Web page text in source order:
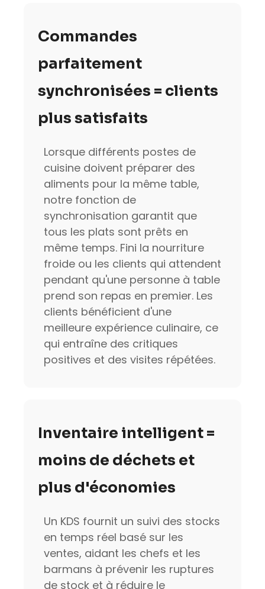
Commandes
parfaitement
synchronisées = clients
plus satisfaits
Lorsque différents postes de
cuisine doivent préparer des
aliments pour la même table,
notre fonction de
synchronisation garantit que
tous les plats sont prêts en
même temps. Fini la nourriture
froide ou les clients qui attendent
pendant qu'une personne à table
prend son repas en premier. Les
clients bénéficient d'une
meilleure expérience culinaire, ce
qui entraîne des critiques
positives et des visites répétées.
Inventaire intelligent =
moins de déchets et
plus d'économies
Un KDS fournit un suivi des stocks
en temps réel basé sur les
ventes, aidant les chefs et les
barmans à prévenir les ruptures
de stock et à réduire le